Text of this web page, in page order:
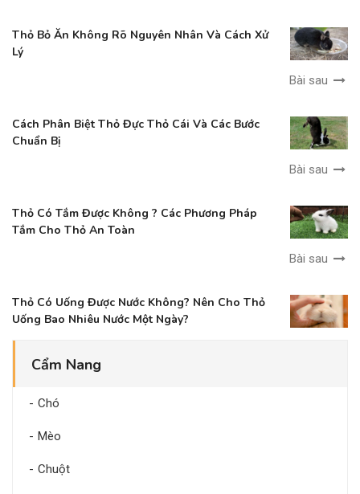
Thỏ Bỏ Ăn Không Rõ Nguyên Nhân Và Cách Xử
Lý
Bài sau
Cách Phân Biệt Thỏ Đực Thỏ Cái Và Các Bước
Chuẩn Bị
Bài sau
Thỏ Có Tắm Được Không ? Các Phương Pháp
Tắm Cho Thỏ An Toàn
Bài sau
Thỏ Có Uống Được Nước Không? Nên Cho Thỏ
Uống Bao Nhiêu Nước Một Ngày?
Cẩm Nang
Chó
Mèo
Chuột